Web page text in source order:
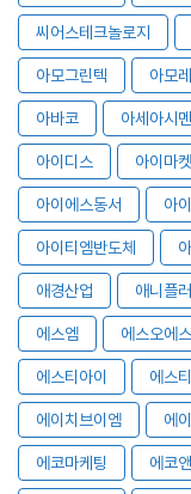
씨어스테크놀로지
아모그린텍 아모
아바코 아세아시
아이디스 아이마
아이에스동서 아
아이티엠반도체
애경산업 애니플
에스엠 에스오에
에스티아이 에스
에이치브이엠 에
에코마케팅 에코